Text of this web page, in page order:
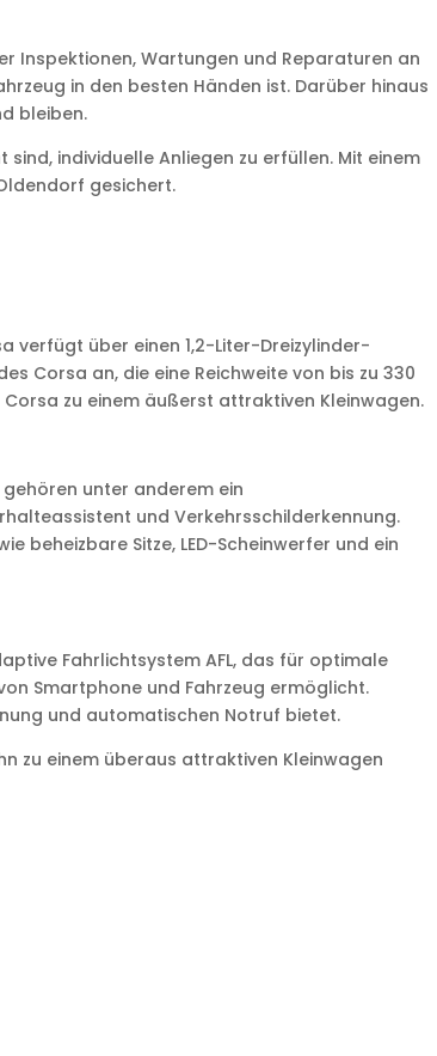
Inspektionen, Wartungen und Reparaturen an
in den besten Händen ist. Darüber hinaus
bleiben.
individuelle Anliegen zu erfüllen. Mit einem
gesichert.
verfügt über einen 1,2-Liter-Dreizylinder-
Corsa an, die eine Reichweite von bis zu 330
zu einem äußerst attraktiven Kleinwagen.
unter anderem ein
und Verkehrsschilderkennung.
beheizbare Sitze, LED-Scheinwerfer und ein
Fahrlichtsystem AFL, das für optimale
Smartphone und Fahrzeug ermöglicht.
und automatischen Notruf bietet.
zu einem überaus attraktiven Kleinwagen